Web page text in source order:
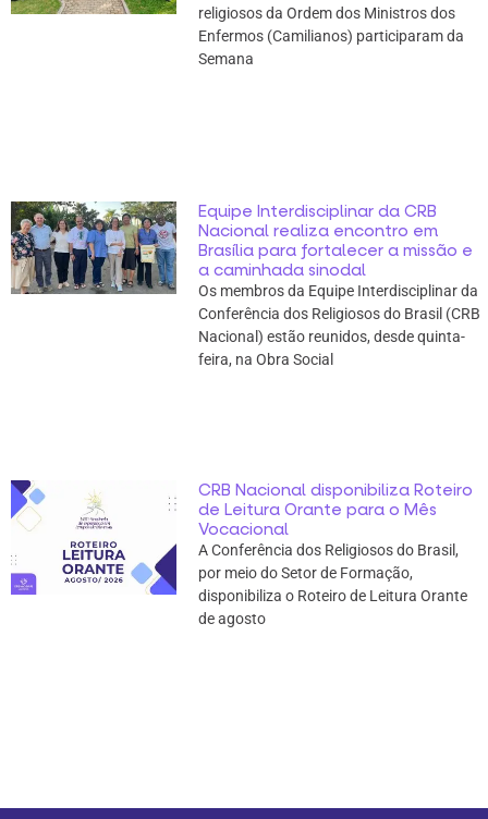
religiosos da Ordem dos Ministros dos
Enfermos (Camilianos) participaram da
Semana
Equipe Interdisciplinar da CRB
Nacional realiza encontro em
Brasília para fortalecer a missão e
a caminhada sinodal
Os membros da Equipe Interdisciplinar da
Conferência dos Religiosos do Brasil (CRB
Nacional) estão reunidos, desde quinta-
feira, na Obra Social
CRB Nacional disponibiliza Roteiro
de Leitura Orante para o Mês
Vocacional
A Conferência dos Religiosos do Brasil,
por meio do Setor de Formação,
disponibiliza o Roteiro de Leitura Orante
de agosto